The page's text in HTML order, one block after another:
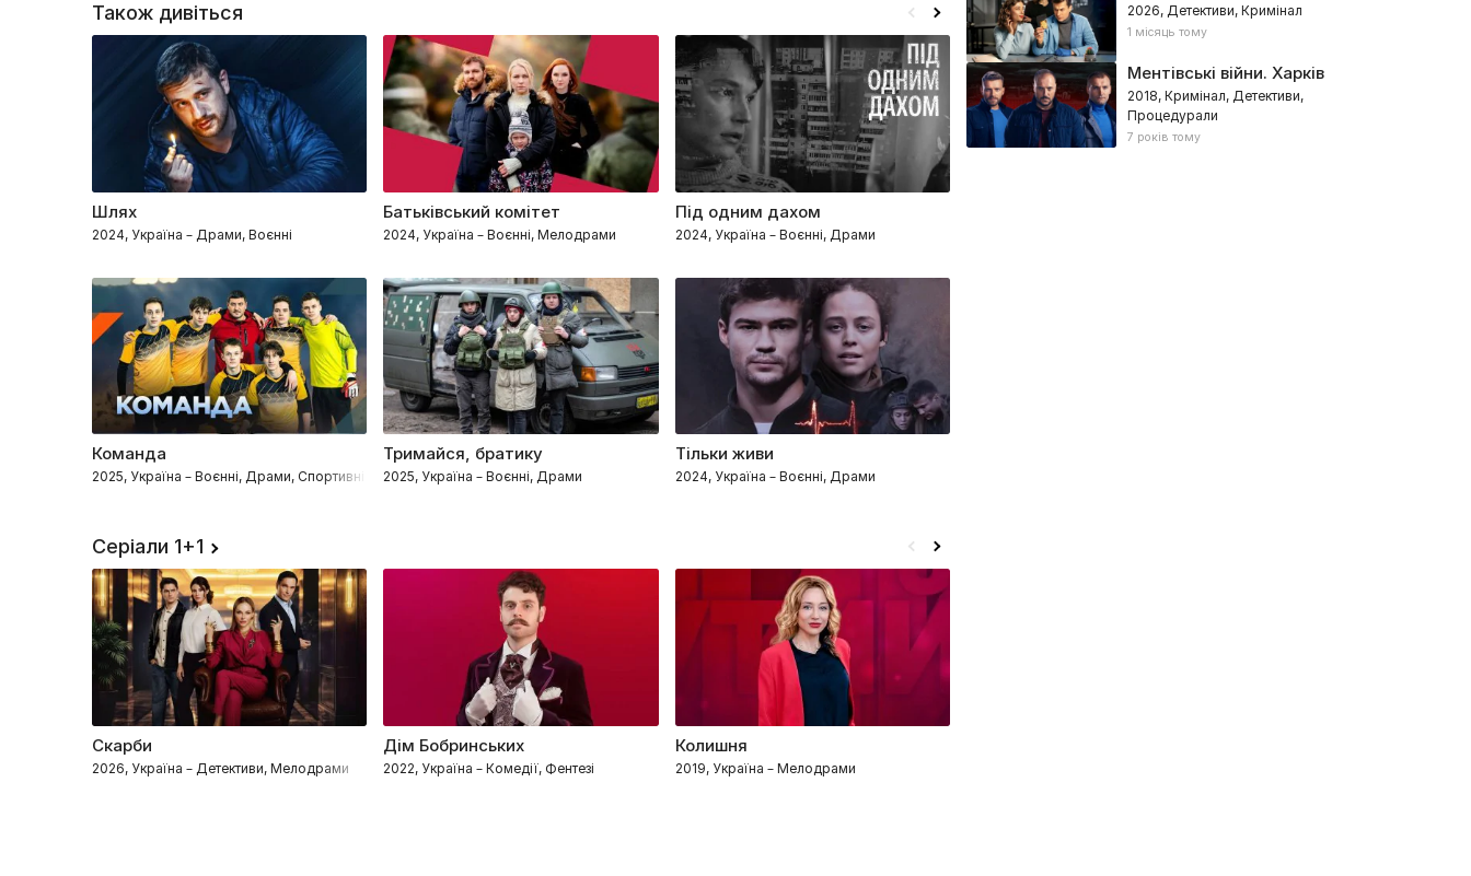
2026, Детективи, Кримінал
1 місяць тому
Ментівські війни. Харків
2018, Кримінал, Детективи,
Процедурали
7 років тому
Також дивіться
Шлях
2024, Україна – Драми, Воєнні
Батьківський комітет
2024, Україна – Воєнні, Мелодрами
Під одним дахом
2024, Україна – Воєнні, Драми
Команда
2025, Україна – Воєнні, Драми, Спортивні
Тримайся, братику
2025, Україна – Воєнні, Драми
Тільки живи
2024, Україна – Воєнні, Драми
Серіали 1+1
Скарби
2026, Україна – Детективи, Мелодрами
Дім Бобринських
2022, Україна – Комедії, Фентезі
Колишня
2019, Україна – Мелодрами